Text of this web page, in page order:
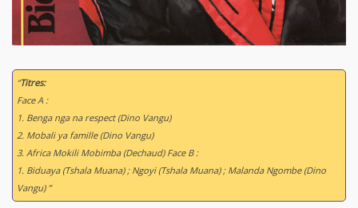
“Titres:
Face A :
1. Benga nga na respect (Dino Vangu)
2. Mobali ya famille (Dino Vangu)
3. Africa Mokili Mobimba (Dechaud) Face B :
1. Biduaya (Tshala Muana) ; Ngoyi (Tshala Muana) ; Malanda Ngombe (Dino
Vangu) ”